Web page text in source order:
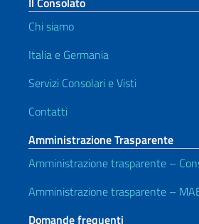
Chi siamo
Italia e Germania
Servizi Consolari e Visti
Contatti
Amministrazione Trasparente
Amministrazione trasparente –
Amministrazione trasparente –
Domande frequenti